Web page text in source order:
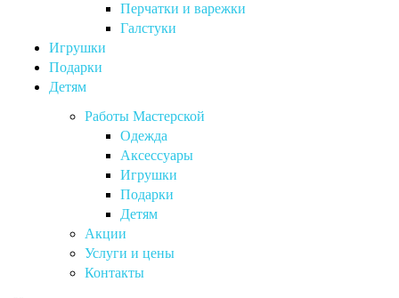
Перчатки и варежки
Галстуки
Игрушки
Подарки
Детям
Работы Мастерской
Одежда
Аксессуары
Игрушки
Подарки
Детям
Акции
Услуги и цены
Контакты